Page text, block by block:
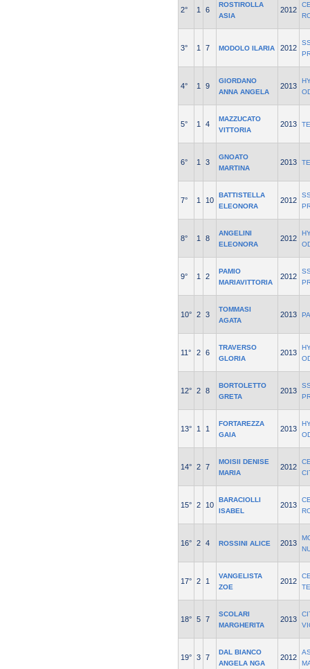
2° 1 6
ROSTIROLLA
ASIA
2012
3° 1 7 MODOLO ILARIA 2012
4° 1 9
GIORDANO
ANNA ANGELA
2013
5° 1 4
MAZZUCATO
VITTORIA
2013
6° 1 3
GNOATO
MARTINA
2013
7° 1 10
BATTISTELLA
ELEONORA
2012
8° 1 8
ANGELINI
ELEONORA
2012
9° 1 2
PAMIO
MARIAVITTORIA
2012
10° 2 3
TOMMASI
AGATA
2013
11° 2 6
TRAVERSO
GLORIA
2013
12° 2 8
BORTOLETTO
GRETA
2013
13° 1 1
FORTAREZZA
GAIA
2013
14° 2 7
MOISII DENISE
MARIA
2012
15° 2 10
BARACIOLLI
ISABEL
2013
16° 2 4 ROSSINI ALICE 2013
17° 2 1
VANGELISTA
ZOE
2012
18° 5 7
SCOLARI
MARGHERITA
2013
19° 3 7
DAL BIANCO
ANGELA NGA
2012